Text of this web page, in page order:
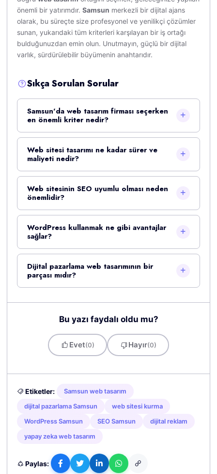
önemli bir yatırımdır. Samsun merkezli bir dijital ajans
olarak, bu süreçte size profesyonel ve yenilikçi çözümler
sunan, yukarıdaki tüm kriterleri karşılayan bir iş ortağı
bulduğunuzdan emin olun. Unutmayın, güçlü bir dijital
varlık, sürdürülebilir büyümenin anahtarıdır.
Sıkça Sorulan Sorular
Samsun'da web tasarım firması seçerken
en önemli kriter nedir?
Web sitesi tasarımı ne kadar sürer ve
maliyeti nedir?
Web sitesinin SEO uyumlu olması neden
önemlidir?
WordPress kullanmak ne gibi avantajlar
sağlar?
Dijital pazarlama web tasarımının bir
parçası mıdır?
Bu yazı faydalı oldu mu?
Evet(0) Hayır(0)
Etiketler:
Samsun web tasarım
dijital pazarlama Samsun
web sitesi kurma
WordPress Samsun
SEO Samsun
dijital reklam
yapay zeka web tasarım
Paylas: